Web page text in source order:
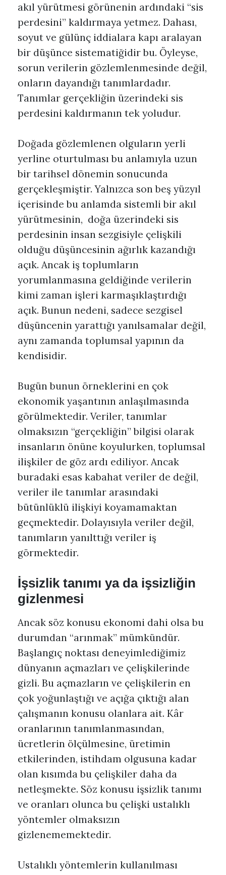
akıl yürütmesi görünenin ardındaki “sis
perdesini” kaldırmaya yetmez. Dahası,
soyut ve gülünç iddialara kapı aralayan
bir düşünce sistematiğidir bu. Öyleyse,
sorun verilerin gözlemlenmesinde değil,
onların dayandığı tanımlardadır.
Tanımlar gerçekliğin üzerindeki sis
perdesini kaldırmanın tek yoludur.
Doğada gözlemlenen olguların yerli
yerline oturtulması bu anlamıyla uzun
bir tarihsel dönemin sonucunda
gerçekleşmiştir. Yalnızca son beş yüzyıl
içerisinde bu anlamda sistemli bir akıl
yürütmesinin, doğa üzerindeki sis
perdesinin insan sezgisiyle çelişkili
olduğu düşüncesinin ağırlık kazandığı
açık. Ancak iş toplumların
yorumlanmasına geldiğinde verilerin
kimi zaman işleri karmaşıklaştırdığı
açık. Bunun nedeni, sadece sezgisel
düşüncenin yarattığı yanılsamalar değil,
aynı zamanda toplumsal yapının da
kendisidir.
Bugün bunun örneklerini en çok
ekonomik yaşantının anlaşılmasında
görülmektedir. Veriler, tanımlar
olmaksızın “gerçekliğin” bilgisi olarak
insanların önüne koyulurken, toplumsal
ilişkiler de göz ardı ediliyor. Ancak
buradaki esas kabahat veriler de değil,
veriler ile tanımlar arasındaki
bütünlüklü ilişkiyi koyamamaktan
geçmektedir. Dolayısıyla veriler değil,
tanımların yanılttığı veriler iş
görmektedir.
İşsizlik tanımı ya da işsizliğin
gizlenmesi
Ancak söz konusu ekonomi dahi olsa bu
durumdan “arınmak” mümkündür.
Başlangıç noktası deneyimlediğimiz
dünyanın açmazları ve çelişkilerinde
gizli. Bu açmazların ve çelişkilerin en
çok yoğunlaştığı ve açığa çıktığı alan
çalışmanın konusu olanlara ait. Kâr
oranlarının tanımlanmasından,
ücretlerin ölçülmesine, üretimin
etkilerinden, istihdam olgusuna kadar
olan kısımda bu çelişkiler daha da
netleşmekte. Söz konusu işsizlik tanımı
ve oranları olunca bu çelişki ustalıklı
yöntemler olmaksızın
gizlenememektedir.
Ustalıklı yöntemlerin kullanılması